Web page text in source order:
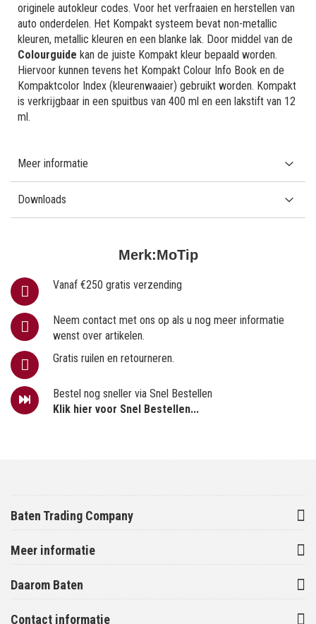
Merk:MoTip
Vanaf €250 gratis verzending
Neem contact met ons op als u nog meer informatie
wenst over artikelen.
Gratis ruilen en retourneren.
Bestel nog sneller via Snel Bestellen
Klik hier voor Snel Bestellen...
originele autokleur codes. Voor het verfraaien en herstellen van
auto onderdelen. Het Kompakt systeem bevat non-metallic
kleuren, metallic kleuren en een blanke lak. Door middel van de
Colourguide kan de juiste Kompakt kleur bepaald worden.
Hiervoor kunnen tevens het Kompakt Colour Info Book en de
Kompaktcolor Index (kleurenwaaier) gebruikt worden. Kompakt
is verkrijgbaar in een spuitbus van 400 ml en een lakstift van 12
ml.
Meer informatie
Downloads
Baten Trading Company
Meer informatie
Daarom Baten
Contact informatie